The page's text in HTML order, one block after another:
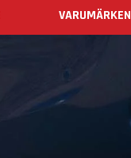
VARUMÄRKEN